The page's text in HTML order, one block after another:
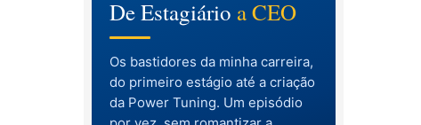
De Estagiário a CEO
Os bastidores da minha carreira,
do primeiro estágio até a criação
da Power Tuning. Um episódio